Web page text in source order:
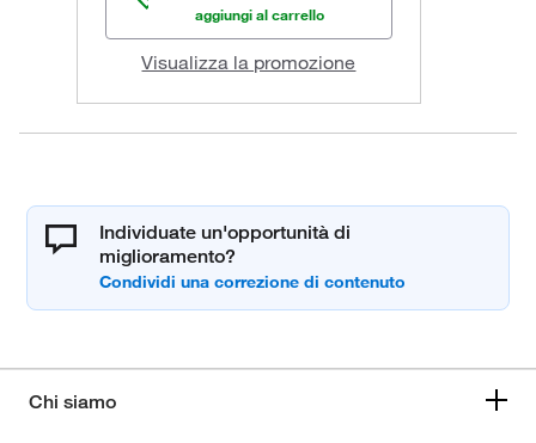
aggiungi al carrello
Visualizza la promozione
Individuate un'opportunità di
miglioramento?
Chi siamo